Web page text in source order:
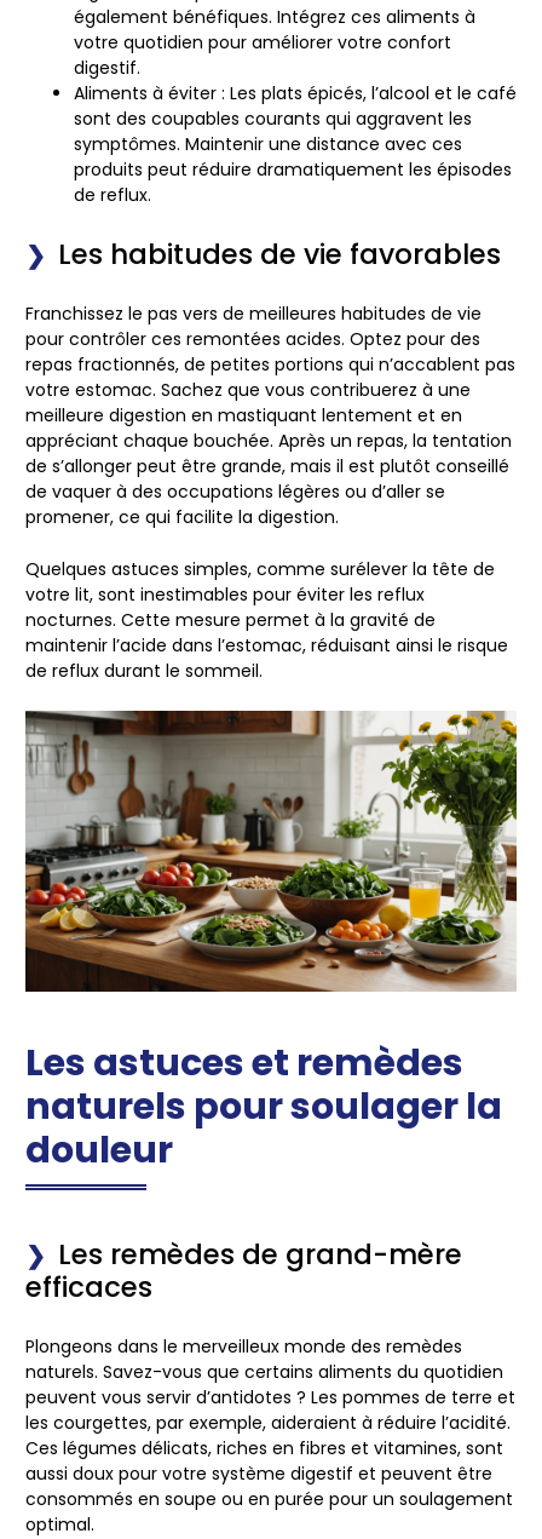
également bénéfiques. Intégrez ces aliments à
votre quotidien pour améliorer votre confort
digestif.
Aliments à éviter : Les plats épicés, l’alcool et le café
sont des coupables courants qui aggravent les
symptômes. Maintenir une distance avec ces
produits peut réduire dramatiquement les épisodes
de reflux.
Les habitudes de vie favorables
Franchissez le pas vers de meilleures habitudes de vie
pour contrôler ces remontées acides. Optez pour des
repas fractionnés, de petites portions qui n’accablent pas
votre estomac. Sachez que vous contribuerez à une
meilleure digestion en mastiquant lentement et en
appréciant chaque bouchée. Après un repas, la tentation
de s’allonger peut être grande, mais il est plutôt conseillé
de vaquer à des occupations légères ou d’aller se
promener, ce qui facilite la digestion.
Quelques astuces simples, comme surélever la tête de
votre lit, sont inestimables pour éviter les reflux
nocturnes. Cette mesure permet à la gravité de
maintenir l’acide dans l’estomac, réduisant ainsi le risque
de reflux durant le sommeil.
Les astuces et remèdes
naturels pour soulager la
douleur
Les remèdes de grand-mère
efficaces
Plongeons dans le merveilleux monde des remèdes
naturels. Savez-vous que certains aliments du quotidien
peuvent vous servir d’antidotes ? Les pommes de terre et
les courgettes, par exemple, aideraient à réduire l’acidité.
Ces légumes délicats, riches en fibres et vitamines, sont
aussi doux pour votre système digestif et peuvent être
consommés en soupe ou en purée pour un soulagement
optimal.